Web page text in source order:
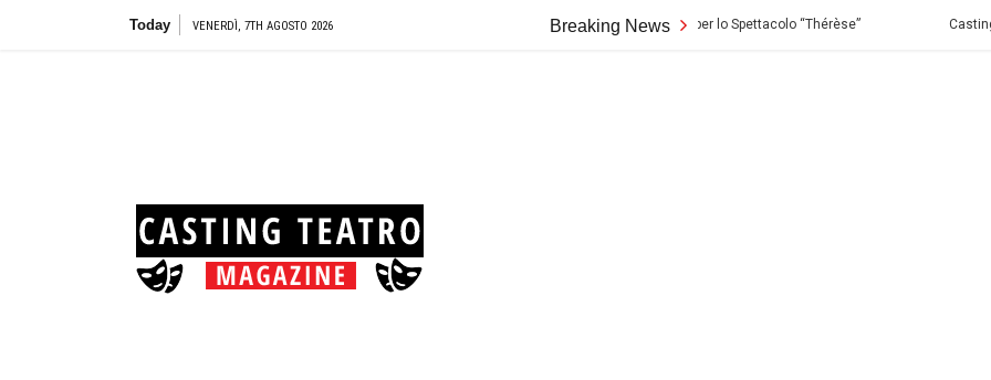
Today VENERDÌ, 7TH AGOSTO 2026 Breaking News
Teatro Biondo di Palermo: Audizioni per lo Spettacolo “Thérèse” Casting in Toscana: Si